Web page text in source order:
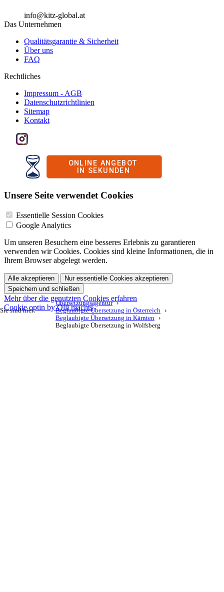
Sie sind hier:
Übersetzungsagentur
Beglaubigte Übersetzung in Österreich
Beglaubigte Übersetzung in Kärnten
Beglaubigte Übersetzung in Wolfsberg
info@kitz-global.at
Das Unternehmen
Qualitätsgarantie & Sicherheit
Über uns
FAQ
Rechtliches
Impressum - AGB
Datenschutzrichtlinien
Sitemap
Kontakt
Unsere Seite verwendet Cookies
Essentielle Session Cookies
Google Analytics
Um unseren Besuchern eine besseres Erlebnis zu garantieren
verwenden wir Cookies. Cookies sind kleine Informationen, die in
Ihrem Browser abgelegt werden.
Alle akzeptieren
Nur essentielle Cookies akzeptieren
Speichern und schließen
Mehr über die genutzten Cookies erfahren
Cookie optin by Olli machts